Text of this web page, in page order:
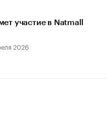
участие в Natmall
2026